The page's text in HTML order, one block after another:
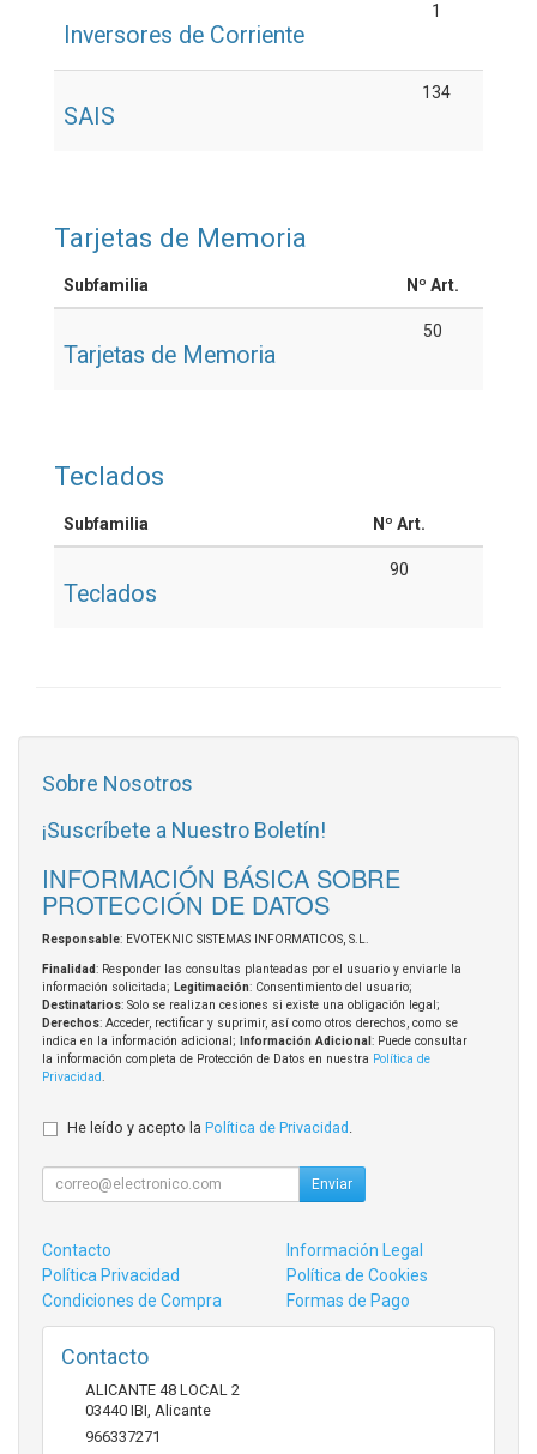
Inversores de Corriente
1
SAIS
134
Tarjetas de Memoria
Subfamilia Nº Art.
Tarjetas de Memoria
50
Teclados
Subfamilia Nº Art.
Teclados
90
Sobre Nosotros
¡Suscríbete a Nuestro Boletín!
INFORMACIÓN BÁSICA SOBRE
PROTECCIÓN DE DATOS
Responsable: EVOTEKNIC SISTEMAS INFORMATICOS, S.L.
Finalidad: Responder las consultas planteadas por el usuario y enviarle la
información solicitada; Legitimación: Consentimiento del usuario;
Destinatarios: Solo se realizan cesiones si existe una obligación legal;
Derechos: Acceder, rectificar y suprimir, así como otros derechos, como se
indica en la información adicional;
Información Adicional : Puede consultar
la información completa de Protección de Datos en nuestra Política de
Privacidad
He leído y acepto la Política de Privacidad .
Enviar
Contacto
Información Legal
Política Privacidad
Política de Cookies
Condiciones de Compra
Formas de Pago
Contacto
ALICANTE 48 LOCAL 2
03440 IBI, Alicante
966337271